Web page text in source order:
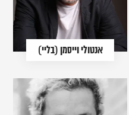
אנטולי וייסמן (בליי)